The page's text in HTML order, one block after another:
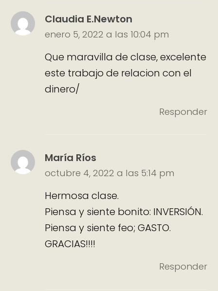
Claudia E.Newton
enero 5, 2022 a las 10:04 pm
Que maravilla de clase, excelente
este trabajo de relacion con el
dinero/
Responder
María Ríos
octubre 4, 2022 a las 5:14 pm
Hermosa clase.
Piensa y siente bonito: INVERSIÓN.
Piensa y siente feo; GASTO.
GRACIAS!!!!
Responder